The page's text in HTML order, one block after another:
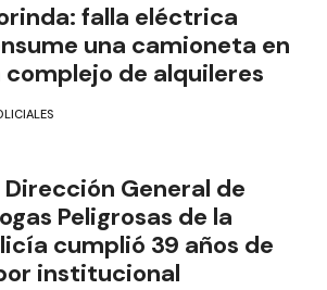
falla eléctrica
una camioneta en
complejo de alquileres
Dirección General de
Peligrosas de la
cumplió 39 años de
institucional